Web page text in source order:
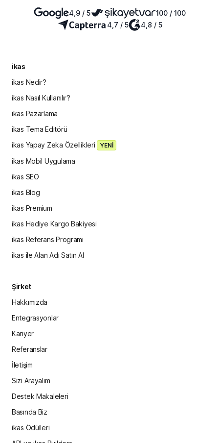
4,9 / 5
100 / 100
4,7 / 5
4,8 / 5
ikas
ikas Nedir?
ikas Nasıl Kullanılır?
ikas Pazarlama
ikas Tema Editörü
ikas Yapay Zeka Özellikleri
YENİ
ikas Mobil Uygulama
ikas SEO
ikas Blog
ikas Premium
ikas Hediye Kargo Bakiyesi
ikas Referans Programı
ikas ile Alan Adı Satın Al
Şirket
Hakkımızda
Entegrasyonlar
Kariyer
Referanslar
İletişim
Sizi Arayalım
Destek Makaleleri
Basında Biz
ikas Ödülleri